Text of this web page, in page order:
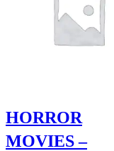
HORROR
MOVIES –